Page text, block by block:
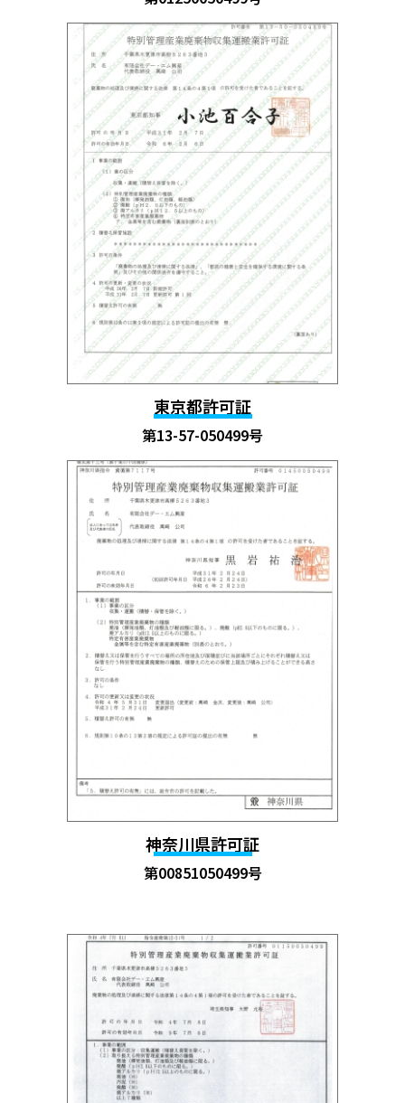
東京都許可証
第13-57-050499号
神奈川県許可証
第00851050499号